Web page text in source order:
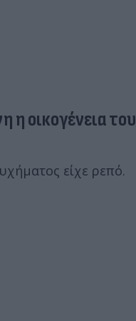
η οικογένεια του
είχε ρεπό.